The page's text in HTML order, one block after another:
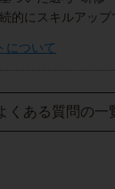
的にスキルアッ
について
くある質問の一